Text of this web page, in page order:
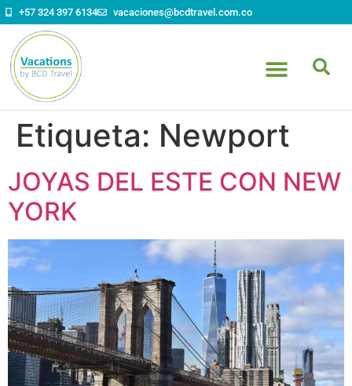
contenido
+57 324 397 6134 vacaciones@bcdtravel.com.co
Etiqueta: Newport
JOYAS DEL ESTE CON NEW
YORK